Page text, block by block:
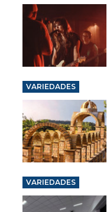
VARIEDADES
VARIEDADES